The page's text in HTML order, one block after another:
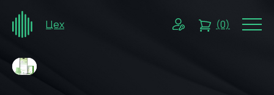
Цех (0)